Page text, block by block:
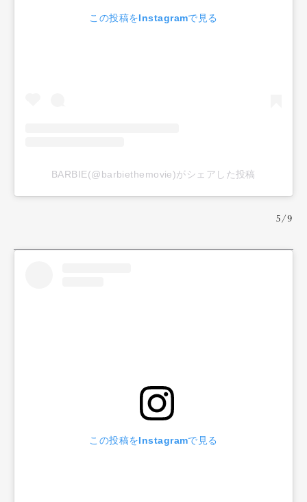
この投稿をInstagramで見る
BARBIE(@barbiethemovie)がシェアした投稿
5/9
この投稿をInstagramで見る